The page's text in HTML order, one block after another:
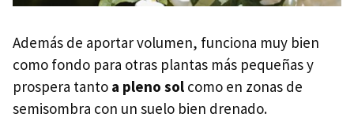
Además de aportar volumen, funciona muy bien
como fondo para otras plantas más pequeñas y
prospera tanto a pleno sol como en zonas de
semisombra con un suelo bien drenado.